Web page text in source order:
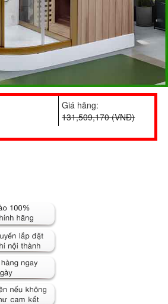
Giá hãng:
131,509,170 (VNĐ)